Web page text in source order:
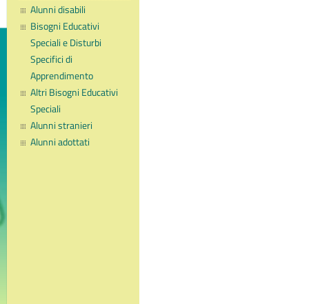
Alunni disabili
Bisogni Educativi
Speciali e Disturbi
Specifici di
Apprendimento
Altri Bisogni Educativi
Speciali
Alunni stranieri
Alunni adottati